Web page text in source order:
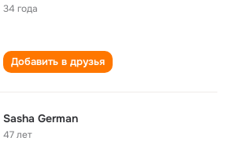
34 года
Добавить в друзья
Sasha German
47 лет